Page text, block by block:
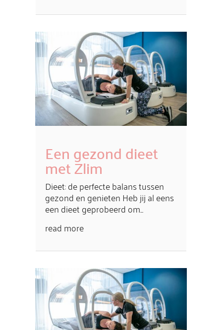
Een gezond dieet
met Zlim
Dieet: de perfecte balans tussen
gezond en genieten Heb jij al eens
een dieet geprobeerd om...
read more